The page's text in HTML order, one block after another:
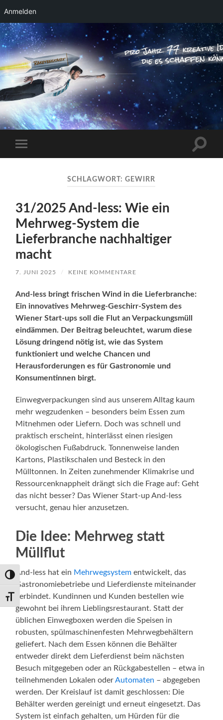
Umschalten auf hohe Kontraste
Schrift vergrößern
Anmelden
RAKETENSTART
Pro Jahr 77 kreative Ideen, die es schaffen
können ...
Menü
SCHLAGWORT:GEWIRR
31/2025 And-less: Wie ein
Mehrweg-System die
Lieferbranche nachhaltiger
macht
7. JUNI 2025 / KEINE KOMMENTARE
And-less bringt frischen Wind in die Lieferbranche:
Ein innovatives Mehrweg-Geschirr-System des
Wiener Start-ups soll die Flut an Verpackungsmüll
eindämmen. Der Beitrag beleuchtet, warum diese
Lösung dringend nötig ist, wie das System
funktioniert und welche Chancen und
Herausforderungen es für Gastronomie und
Konsumentinnen birgt.
Einwegverpackungen sind aus unserem Alltag kaum
mehr wegzudenken – besonders beim Essen zum
Mitnehmen oder Liefern. Doch was schnell und
praktisch erscheint, hinterlässt einen riesigen
ökologischen Fußabdruck. Tonnenweise landen
Kartons, Plastikschalen und Besteck in den
Mülltonnen. In Zeiten zunehmender Klimakrise und
Ressourcenknappheit drängt sich die Frage auf: Geht
das nicht besser? Das Wiener Start-up And-less
versucht, genau hier anzusetzen.
Die Idee: Mehrweg statt
Müllflut
And-less hat ein Mehrwegsystem entwickelt, das
Gastronomiebetriebe und Lieferdienste miteinander
verbindet. Kundinnen und Kunden bestellen wie
gewohnt bei ihrem Lieblingsrestaurant. Statt der
üblichen Einwegboxen werden die Speisen in
robusten, spülmaschinenfesten Mehrwegbehältern
geliefert. Nach dem Essen können die Behälter
entweder direkt dem Lieferdienst beim nächsten
Besuch mitgegeben oder an Rückgabestellen – etwa in
teilnehmenden Lokalen oderAutomaten – abgegeben
werden. Der Kreislauf ist damit geschlossen: Die
Behälter werden gereinigt und erneut eingesetzt. Das
System ist einfach gehalten, um Hürden für die